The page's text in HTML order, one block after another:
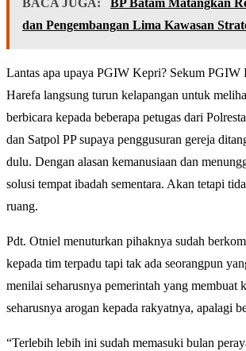
BACA JUGA:
BP Batam Matangkan
dan Pengembangan Lima Kawasan
Lantas apa upaya PGIW Kepri? Sekum
Harefa langsung turun kelapangan untuk
berbicara kepada beberapa petugas dari
dan Satpol PP supaya penggusuran gereja
dulu. Dengan alasan kemanusiaan dan
solusi tempat ibadah sementara. Akan tetapi
ruang.
Pdt. Otniel menuturkan pihaknya sudah
kepada tim terpadu tapi tak ada seorangpun
menilai seharusnya pemerintah yang membuat
seharusnya arogan kepada rakyatnya, apalagi
“Terlebih lebih ini sudah memasuki bulan